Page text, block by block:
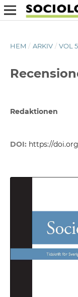
HEM / ARKIV / VOL
Redaktionen
DOI: https://